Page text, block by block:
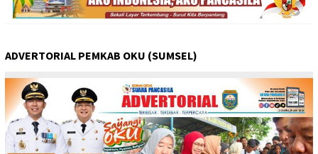
ADVERTORIAL PEMKAB OKU (SUMSEL)